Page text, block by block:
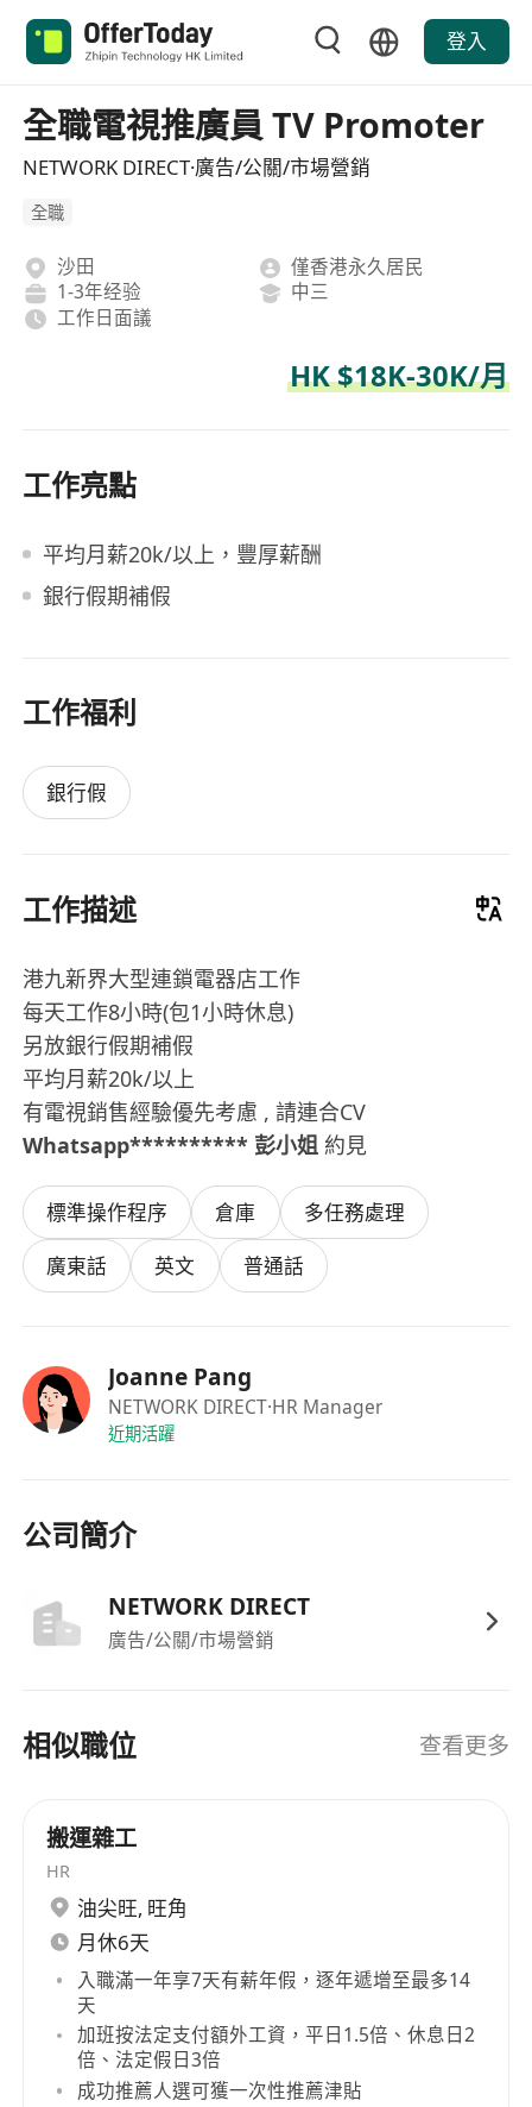
登入
全職電視推廣員 TV Promoter
NETWORK DIRECT·廣告/公關/市場營銷
全職
沙田
僅香港永久居民
1-3年经验
中三
工作日面議
HK $18K-30K/月
工作亮點
平均月薪20k/以上，豐厚薪酬
銀行假期補假
工作福利
銀行假
工作描述
港九新界大型連鎖電器店工作
每天工作8小時(包1小時休息)
另放銀行假期補假
平均月薪20k/以上
有電視銷售經驗優先考慮 , 請連合CV
Whatsapp********** 彭小姐 約見
標準操作程序 倉庫
多任務處理
廣東話
英文 普通話
Joanne Pang
NETWORK DIRECT·HR Manager
近期活躍
公司簡介
NETWORK DIRECT
廣告/公關/市場營銷
相似職位 查看更多
搬運雜工
HR
油尖旺, 旺角
月休6天
入職滿一年享7天有薪年假，逐年遞增至最多14
天
加班按法定支付額外工資，平日1.5倍、休息日2
倍、法定假日3倍
成功推薦人選可獲一次性推薦津貼